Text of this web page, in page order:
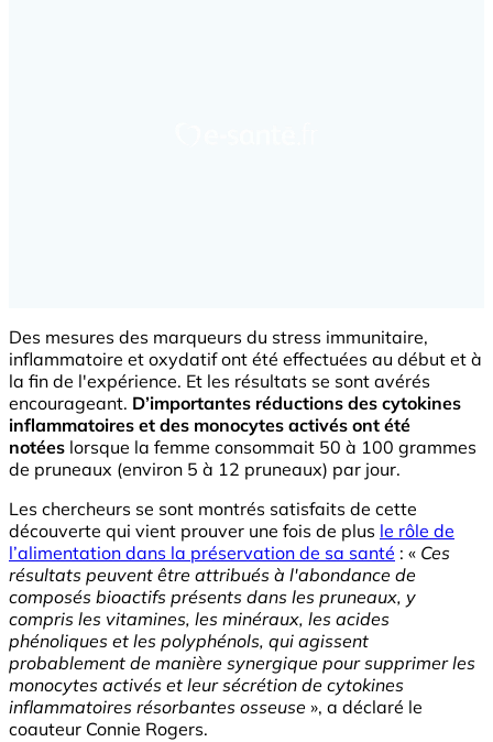
Des mesures des marqueurs du stress immunitaire,
inflammatoire et oxydatif ont été effectuées au début et à
la fin de l'expérience. Et les résultats se sont avérés
encourageant. D’importantes réductions des cytokines
inflammatoires et des monocytes activés ont été
notées lorsque la femme consommait 50 à 100 grammes
de pruneaux (environ 5 à 12 pruneaux) par jour.
Les chercheurs se sont montrés satisfaits de cette
découverte qui vient prouver une fois de plus le rôle de
l’alimentation dans la préservation de sa santé : « Ces
résultats peuvent être attribués à l'abondance de
composés bioactifs présents dans les pruneaux, y
compris les vitamines, les minéraux, les acides
phénoliques et les polyphénols, qui agissent
probablement de manière synergique pour supprimer les
monocytes activés et leur sécrétion de cytokines
inflammatoires résorbantes osseuse », a déclaré le
coauteur Connie Rogers.